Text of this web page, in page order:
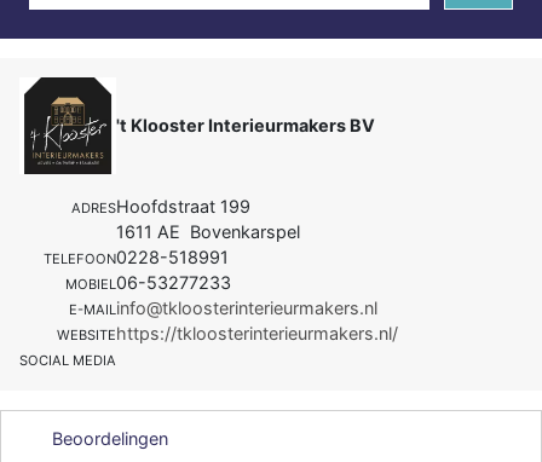
't Klooster Interieurmakers BV
ADRESHoofdstraat 199
1611 AE Bovenkarspel
TELEFOON0228-518991
MOBIEL06-53277233
E-MAILinfo@tkloosterinterieurmakers.nl
WEBSITEhttps://tkloosterinterieurmakers.nl/
SOCIAL MEDIA
Beoordelingen